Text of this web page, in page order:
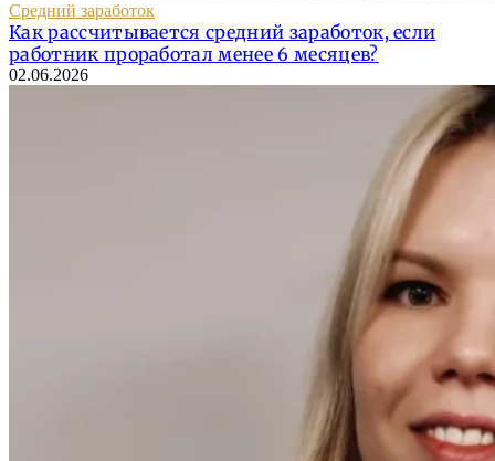
Средний заработок
Как рассчитывается средний заработок, если
работник проработал менее 6 месяцев?
02.06.2026